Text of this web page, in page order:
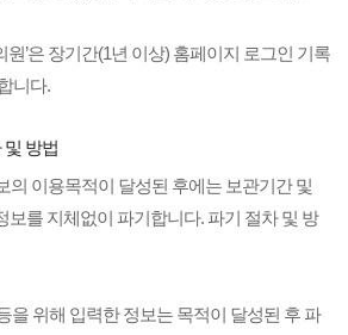
원’은 장기간(1년 이상) 홈페이지 로그인 기록
니다.
및 방법
의 이용목적이 달성된 후에는 보관기간 및
보를 지체없이 파기합니다. 파기 절차 및 방
을 위해 입력한 정보는 목적이 달성된 후 파